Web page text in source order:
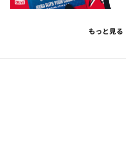
もっと見る